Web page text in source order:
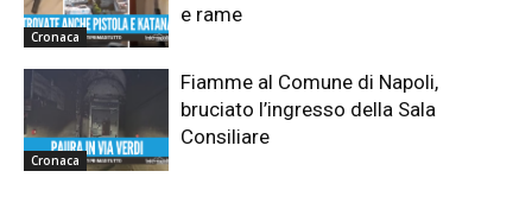
Cronaca
e rame
Cronaca
Fiamme al Comune di Napoli,
bruciato l’ingresso della Sala
Consiliare